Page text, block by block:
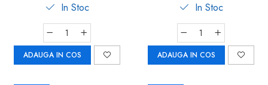
In Stoc
ADAUGA IN COS
In Stoc
ADAUGA IN COS